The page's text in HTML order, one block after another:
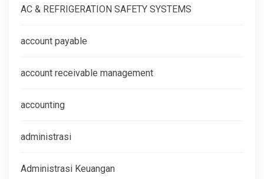
AC & REFRIGERATION SAFETY SYSTEMS
account payable
account receivable management
accounting
administrasi
Administrasi Keuangan